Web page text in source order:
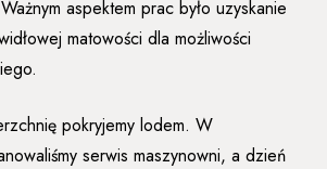
aspektem prac było uzyskanie
matowości dla możliwości
pokryjemy lodem. W
serwis maszynowni, a dzień